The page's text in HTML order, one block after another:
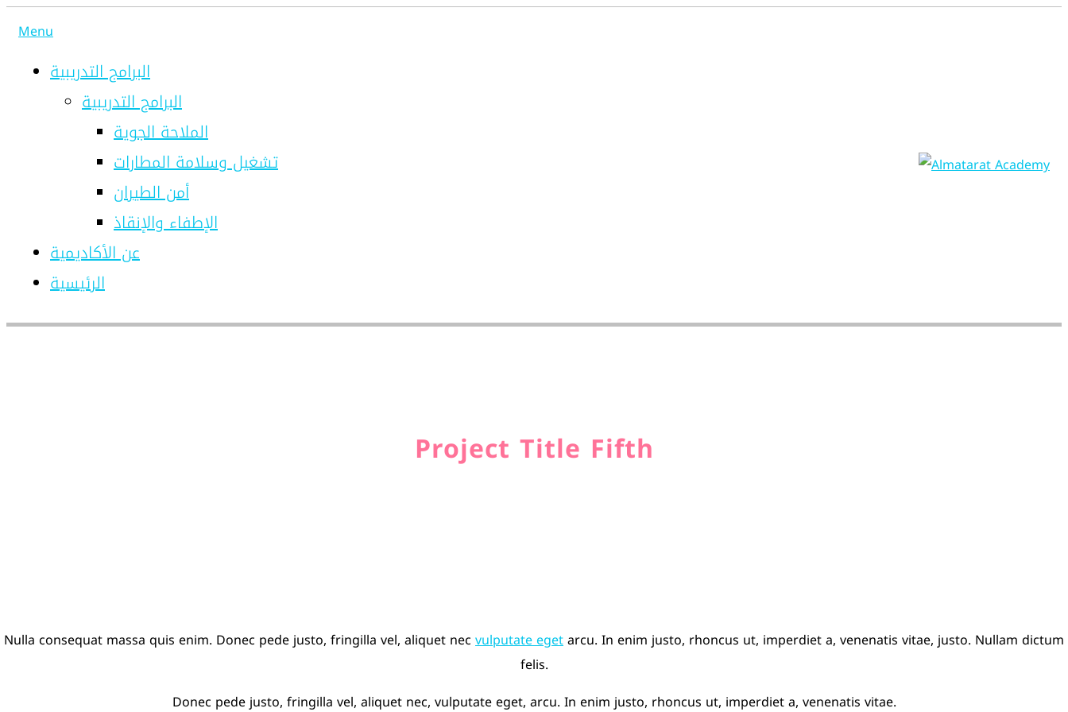
content
Menu
البرامج التدريبية
البرامج التدريبية
الملاحة الجوية
تشغيل وسلامة المطارات
أمن الطيران
الإطفاء والإنقاذ
عن الأكاديمية
الرئيسية
Project Title Fifth
Nulla consequat massa quis enim. Donec pede justo, fringilla vel, aliquet necvulputate egetarcu. In enim justo, rhoncus ut, imperdiet a, venenatis vitae, justo. Nullam dictum
felis.
Donec pede justo, fringilla vel, aliquet nec, vulputate eget, arcu. In enim justo, rhoncus ut, imperdiet a, venenatis vitae.